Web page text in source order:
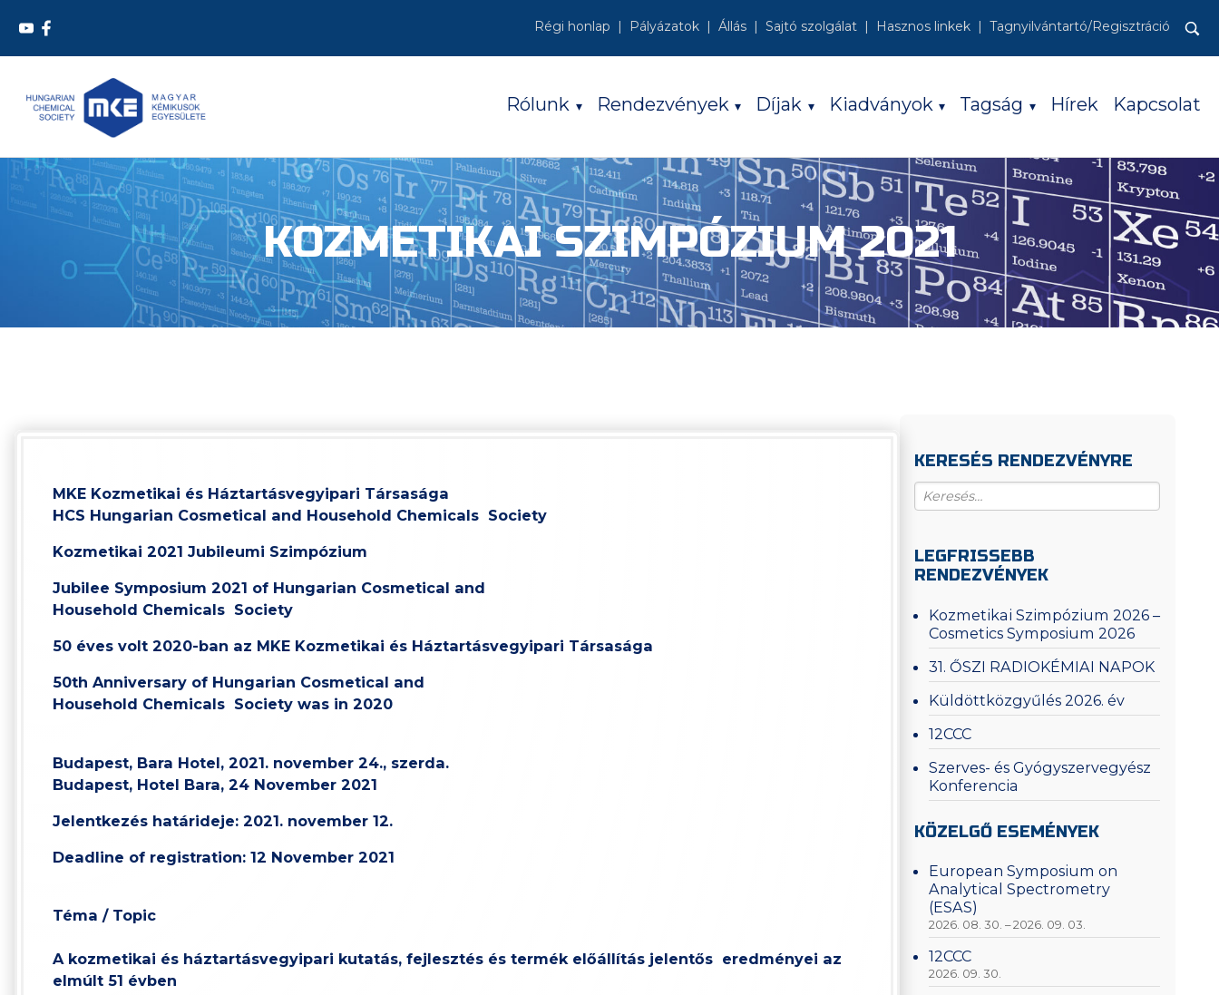
Régi honlap Pályázatok Állás Sajtó szolgálat Hasznos linkek
Tagnyilvántartó/Regisztráció
Keresés:
Rólunk Rendezvények Díjak Kiadványok Tagság Hírek Kapcsolat
KOZMETIKAI SZIMPÓZIUM 2021
MKE Kozmetikai és Háztartásvegyipari Társasága
HCS Hungarian Cosmetical and Household Chemicals Society
Kozmetikai 2021 Jubileumi Szimpózium
Jubilee Symposium 2021 of Hungarian Cosmetical and
Household Chemicals Society
50 éves volt 2020-ban az MKE Kozmetikai és Háztartásvegyipari Társasága
50th Anniversary of Hungarian Cosmetical and
Household Chemicals Society was in 2020
Budapest, Bara Hotel, 2021. november 24., szerda.
Budapest, Hotel Bara, 24 November 2021
Jelentkezés határideje: 2021. november 12.
Deadline of registration:12 November 2021
Téma / Topic
A kozmetikai és háztartásvegyipari kutatás, fejlesztés és termék előállítás jelentős eredményei az
elmúlt 51 évben
KERESÉS RENDEZVÉNYRE
LEGFRISSEBB
RENDEZVÉNYEK
Kozmetikai Szimpózium 2026 –
Cosmetics Symposium 2026
31. ŐSZI RADIOKÉMIAI NAPOK
Küldöttközgyűlés 2026. év
12CCC
Szerves- és Gyógyszervegyész
Konferencia
KÖZELGŐ ESEMÉNYEK
European Symposium on
Analytical Spectrometry
(ESAS)
2026. 08. 30. – 2026. 09. 03.
12CCC
2026. 09. 30.